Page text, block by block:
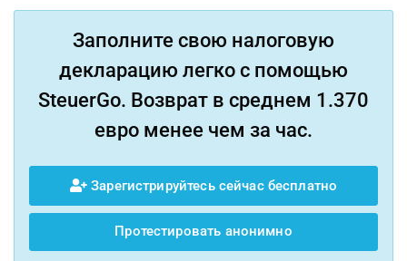
Заполните свою налоговую
декларацию легко с помощью
SteuerGo. Возврат в среднем 1.370
евро менее чем за час.
Зарегистрируйтесь сейчас бесплатно
Протестировать анонимно